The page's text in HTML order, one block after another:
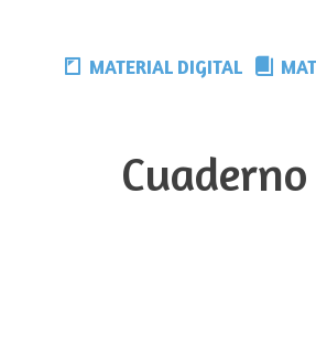
MATERIAL DIGITAL